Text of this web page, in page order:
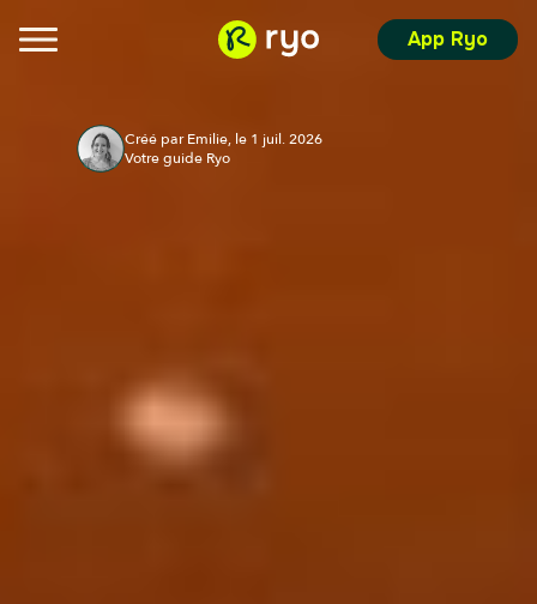
App Ryo
Créé par Emilie, le 1 juil. 2026
Votre guide Ryo